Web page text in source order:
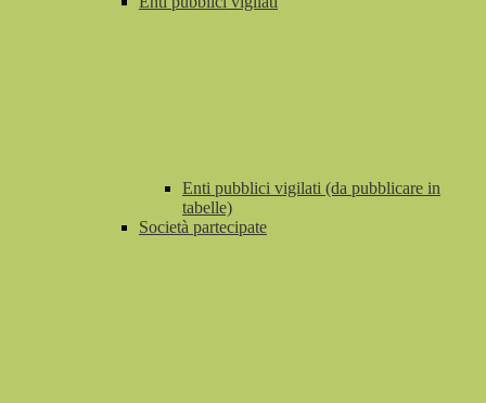
Enti pubblici vigilati (da pubblicare in
tabelle)
Società partecipate